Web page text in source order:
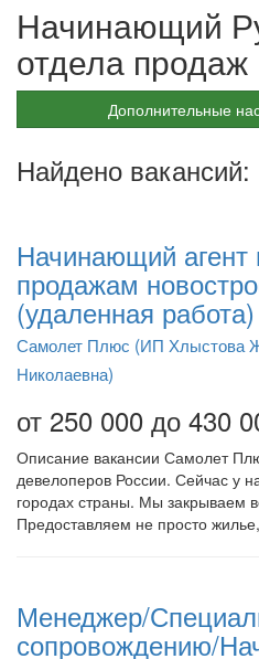
Начинающий
отдела продаж
Дополнительные
Найдено вакансий:
Начинающий агент
продажам
(удаленная работа)
Самолет Плюс (ИП Хлыстова
Николаевна)
от 250 000 до 430
Описание вакансии Самолет
девелоперов России. Сейчас у
городах страны. Мы закрываем
Предоставляем не просто
Менеджер/
сопровождению/